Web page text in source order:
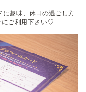
に趣味、休日の過ごし方
にご利用下さい♡